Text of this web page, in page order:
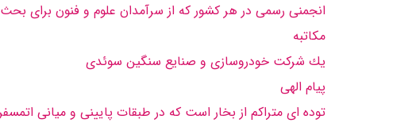
انجمنی رسمی در هر كشور كه از سرآمدان علوم و فنون برای
مكاتبه
یك شركت خودروسازی و صنایع سنگین سوئدی
پیام الهی
توده ای متراكم از بخار است كه در طبقات پایینی و میانی